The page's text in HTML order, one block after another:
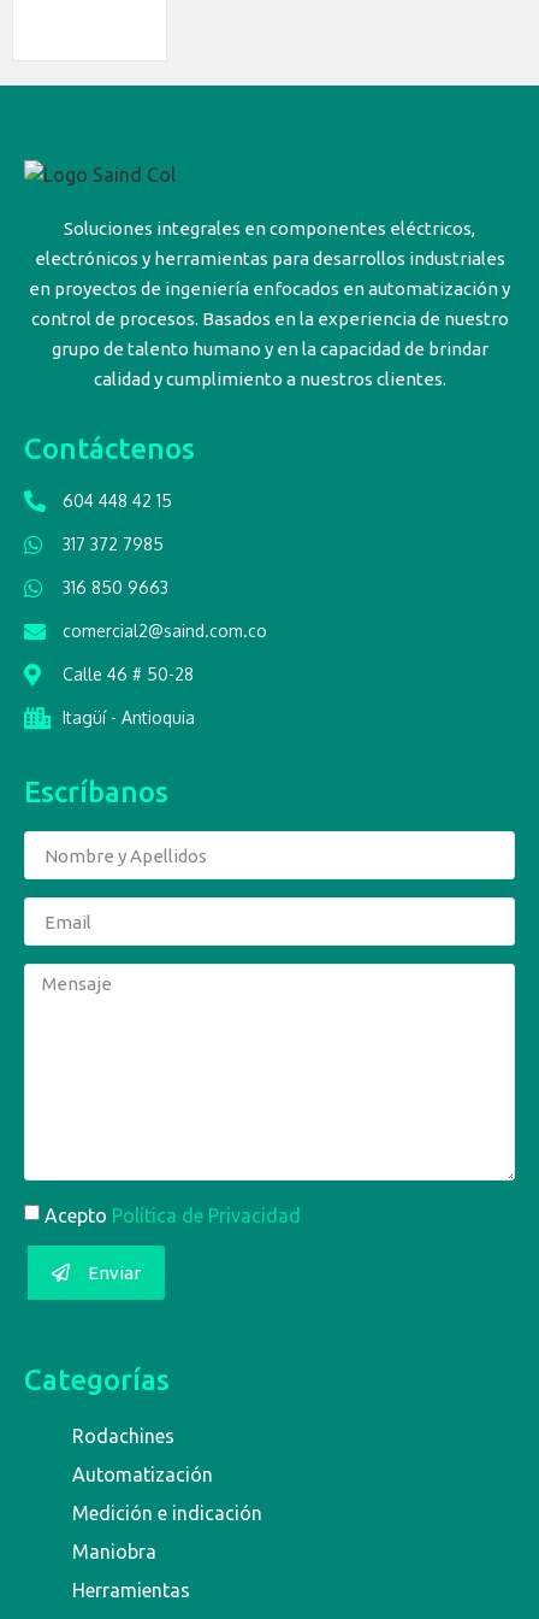
Soluciones integrales en componentes eléctricos,
electrónicos y herramientas para desarrollos industriales
en proyectos de ingeniería enfocados en automatización y
control de procesos. Basados en la experiencia de nuestro
grupo de talento humano y en la capacidad de brindar
calidad y cumplimiento a nuestros clientes.
Contáctenos
604 448 42 15
317 372 7985
316 850 9663
comercial2@saind.com.co
Calle 46 # 50-28
Itagüí - Antioquia
Escríbanos
Acepto Política de Privacidad
Enviar
Categorías
Rodachines
Automatización
Medición e indicación
Maniobra
Herramientas